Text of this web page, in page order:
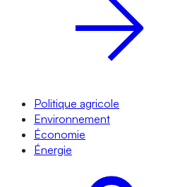
Politique agricole
Environnement
Économie
Énergie